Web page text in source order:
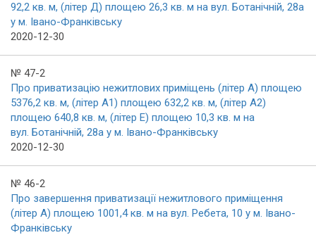
92,2 кв. м, (літер Д) площею 26,3 кв. м на вул. Ботанічній, 28а
у м. Івано-Франківську
2020-12-30
№ 47-2
Про приватизацію нежитлових приміщень (літер А) площею
5376,2 кв. м, (літер А1) площею 632,2 кв. м, (літер А2)
площею 640,8 кв. м, (літер Е) площею 10,3 кв. м на
вул. Ботанічній, 28а у м. Івано-Франківську
2020-12-30
№ 46-2
Про завершення приватизації нежитлового приміщення
(літер А) площею 1001,4 кв. м на вул. Ребета, 10 у м. Івано-
Франківську